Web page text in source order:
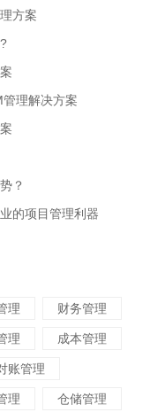
方案
理解决方案
？
的项目管理利器
理 财务管理
理 成本管理
账管理
理 仓储管理